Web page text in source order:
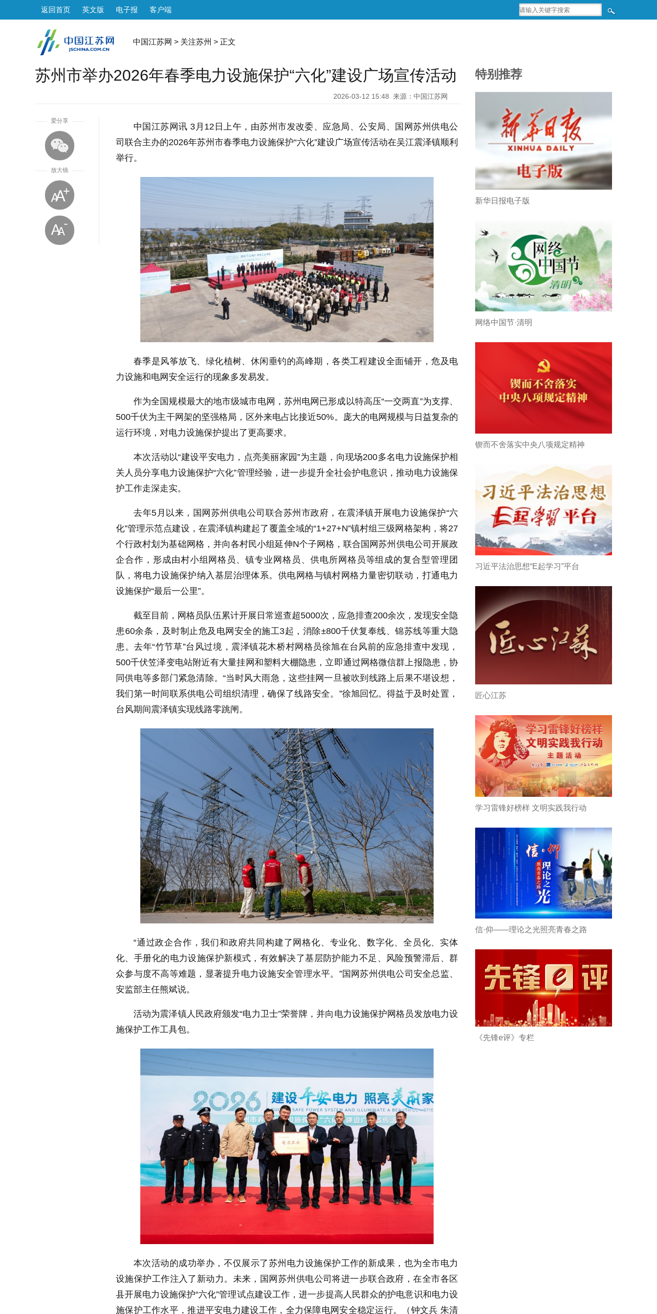
返回首页 英文版 电子报 客户端
中国江苏网 > 关注苏州 > 正文
苏州市举办2026年春季电力设施保护“六化”建设广场宣传活动
2026-03-12 15:48 来源：中国江苏网
爱分享
放大镜
中国江苏网讯 3月12日上午，由苏州市发改委、应急局、公安局、国网苏州供电公
司联合主办的2026年苏州市春季电力设施保护“六化”建设广场宣传活动在吴江震泽镇顺利
举行。
春季是风筝放飞、绿化植树、休闲垂钓的高峰期，各类工程建设全面铺开，危及电
力设施和电网安全运行的现象多发易发。
作为全国规模最大的地市级城市电网，苏州电网已形成以特高压“一交两直”为支撑、
500千伏为主干网架的坚强格局，区外来电占比接近50%。庞大的电网规模与日益复杂的
运行环境，对电力设施保护提出了更高要求。
本次活动以“建设平安电力，点亮美丽家园”为主题，向现场200多名电力设施保护相
关人员分享电力设施保护“六化”管理经验，进一步提升全社会护电意识，推动电力设施保
护工作走深走实。
去年5月以来，国网苏州供电公司联合苏州市政府，在震泽镇开展电力设施保护“六
化”管理示范点建设，在震泽镇构建起了覆盖全域的“1+27+N”镇村组三级网格架构，将27
个行政村划为基础网格，并向各村民小组延伸N个子网格，联合国网苏州供电公司开展政
企合作，形成由村小组网格员、镇专业网格员、供电所网格员等组成的复合型管理团
队，将电力设施保护纳入基层治理体系。供电网格与镇村网格力量密切联动，打通电力
设施保护“最后一公里”。
截至目前，网格员队伍累计开展日常巡查超5000次，应急排查200余次，发现安全隐
患60余条，及时制止危及电网安全的施工3起，消除±800千伏复奉线、锦苏线等重大隐
患。去年“竹节草”台风过境，震泽镇花木桥村网格员徐旭在台风前的应急排查中发现，
500千伏笠泽变电站附近有大量挂网和塑料大棚隐患，立即通过网格微信群上报隐患，协
同供电等多部门紧急清除。“当时风大雨急，这些挂网一旦被吹到线路上后果不堪设想，
我们第一时间联系供电公司组织清理，确保了线路安全。”徐旭回忆。得益于及时处置，
台风期间震泽镇实现线路零跳闸。
“通过政企合作，我们和政府共同构建了网格化、专业化、数字化、全员化、实体
化、手册化的电力设施保护新模式，有效解决了基层防护能力不足、风险预警滞后、群
众参与度不高等难题，显著提升电力设施安全管理水平。”国网苏州供电公司安全总监、
安监部主任熊斌说。
活动为震泽镇人民政府颁发“电力卫士”荣誉牌，并向电力设施保护网格员发放电力设
施保护工作工具包。
本次活动的成功举办，不仅展示了苏州电力设施保护工作的新成果，也为全市电力
设施保护工作注入了新动力。未来，国网苏州供电公司将进一步联合政府，在全市各区
县开展电力设施保护“六化”管理试点建设工作，进一步提高人民群众的护电意识和电力设
施保护工作水平，推进平安电力建设工作，全力保障电网安全稳定运行。（钟文兵 朱清
特别推荐
新华日报电子版
网络中国节·清明
锲而不舍落实中央八项规定精神
习近平法治思想“E起学习”平台
匠心江苏
学习雷锋好榜样 文明实践我行动
信·仰——理论之光照亮青春之路
《先锋e评》专栏